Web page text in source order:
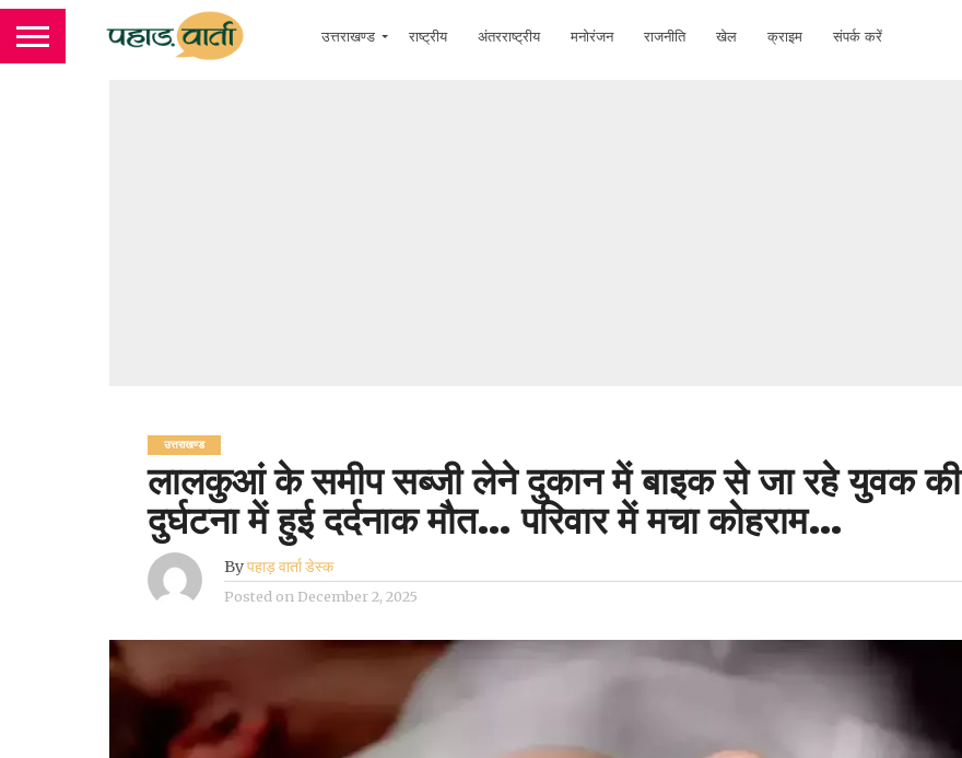
उत्तराखण्ड राष्ट्रीय अंतरराष्ट्रीय मनोरंजन राजनीति खेल क्राइम संपर्क करें
उत्तराखण्ड
लालकुआं के समीप सब्जी लेने दुकान में बाइक से जा रहे युवक की
दुर्घटना में हुई दर्दनाक मौत… परिवार में मचा कोहराम…
Byपहाड़ वार्ता डेस्क
Posted on December 2, 2025